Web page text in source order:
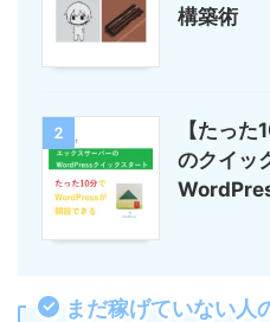
構築術
2
【たっ
のクイッ
まだ稼げていない人